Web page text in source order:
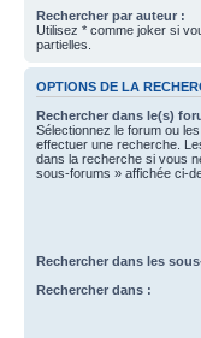
Rechercher par auteur :
Utilisez * comme joker si
partielles.
OPTIONS DE LA
Rechercher dans le(s)
Sélectionnez le forum ou
effectuer une recherche.
dans la recherche si vous
sous-forums » affichée ci-
Rechercher dans les
Rechercher dans :